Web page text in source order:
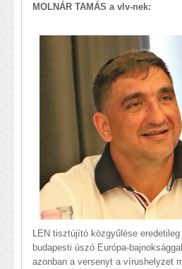
MOLNÁR TAMÁS a vlv-nek:
LEN tisztújító közgyűlése
budapesti úszó Európa-
azonban a versenyt a vírushelyzet